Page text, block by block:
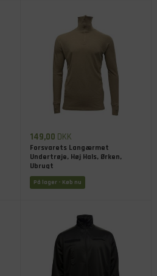
149,00 DKK
Forsvarets Langærmet
Undertrøje, Høj Hals, Ørken,
Ubrugt
På lager - Køb nu